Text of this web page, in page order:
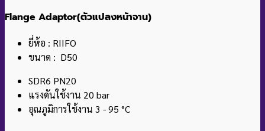
Flange Adaptor(ตัวแปลงหน้าจาน)
ยี่ห้อ : RIIFO
ขนาด : D50
SDR6 PN20
แรงดันใช้งาน 20 bar
อุณภูมิการใช้งาน 3 - 95 °C